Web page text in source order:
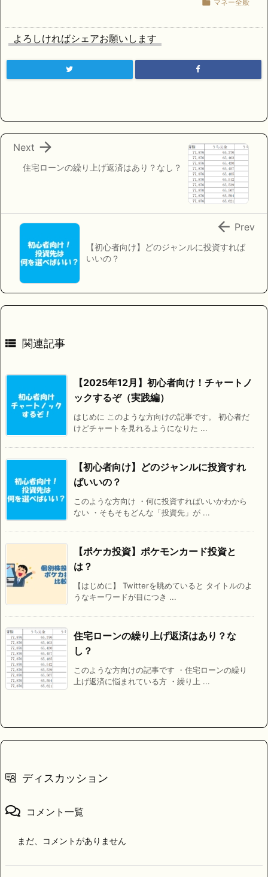
 マネー全般
よろしければシェアお願いします
住宅ローンの繰り上げ返済はあり？なし？

Next
【初心者向け】どのジャンルに投資すれば
いいの？
 Prev
 関連記事
【2025年12月】初心者向け！チャートノ
ックするぞ（実践編）
はじめに このような方向けの記事です。 初心者だ
けどチャートを見れるようになりた ...
【初心者向け】どのジャンルに投資すれ
ばいいの？
このような方向け ・何に投資すればいいかわから
ない ・そもそもどんな「投資先」が ...
【ポケカ投資】ポケモンカード投資と
は？
【はじめに】 Twitterを眺めていると タイトルのよ
うなキーワードが目につき ...
住宅ローンの繰り上げ返済はあり？な
し？
このような方向けの記事です ・住宅ローンの繰り
上げ返済に悩まれている方 ・繰り上 ...
ディスカッション
コメント一覧
まだ、コメントがありません